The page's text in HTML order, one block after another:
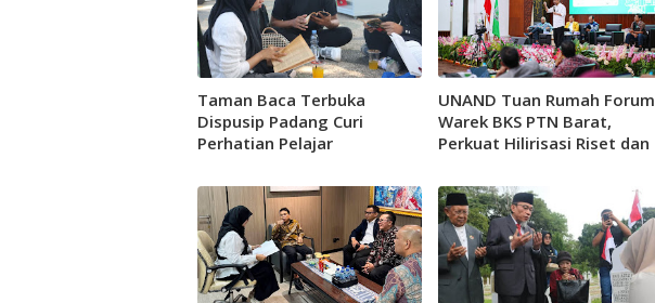
Taman Baca Terbuka
Dispusip Padang Curi
Perhatian Pelajar
UNAND Tuan Rumah Forum
Warek BKS PTN Barat,
Perkuat Hilirisasi Riset dan